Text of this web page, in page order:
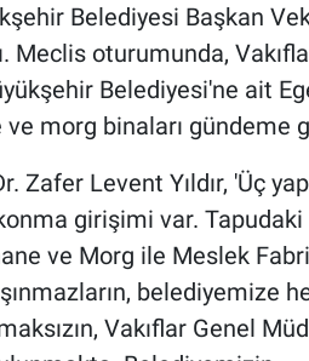
Belediyesi Başkan
Meclis oturumunda,
Belediyesi'ne ait
ve morg binaları gündeme
Levent Yıldır, 'Üç
girişimi var. Tapudaki
ve Morg ile Meslek
belediyemize
Vakıflar Genel